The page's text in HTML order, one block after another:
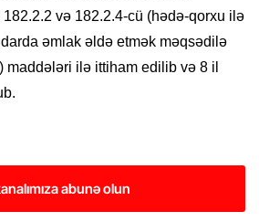
və 182.2.4-cü (hədə-qorxu ilə
əmlak əldə etmək məqsədilə
maddələri ilə ittiham edilib və 8 il
abunə olun